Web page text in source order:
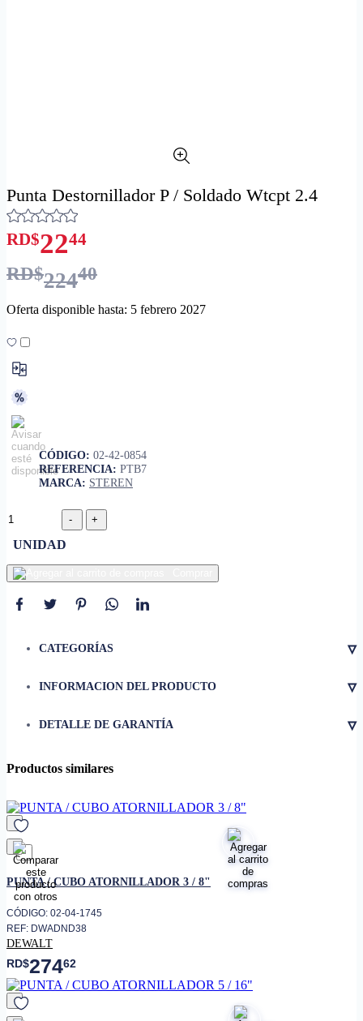
Punta Destornillador P / Soldado Wtcpt 2.4
RD$2244
RD$22440
Oferta disponible hasta: 5 febrero 2027
CÓDIGO: 02-42-0854
REFERENCIA: PTB7
MARCA: STEREN
UNIDAD
CATEGORÍAS ▿
INFORMACION DEL PRODUCTO ▿
• Longitud
• Uso
Repuesto para cautín de
soldadura electrónica de
precisión
• Presentación
Unidad individual (confirmar
DETALLE DE GARANTÍA ▿
Productos similares
favorito
PUNTA / CUBO ATORNILLADOR 3 / 8"
CÓDIGO: 02-04-1745
REF: DWADND38
DEWALT
RD$27462